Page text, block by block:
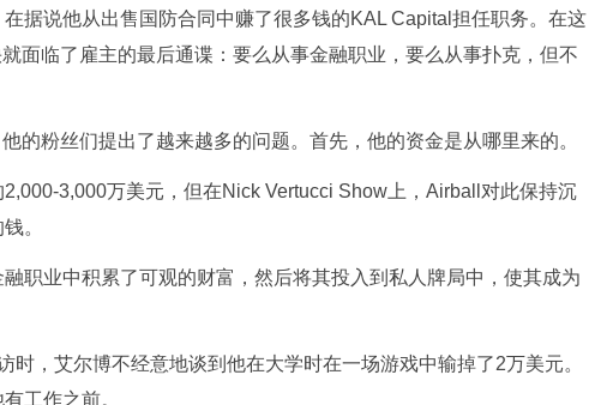
据说他从出售国防合同中赚了很多钱的KAL Capital担任职务。在这
面临了雇主的最后通谍：要么从事金融职业，要么从事扑克，但不
的粉丝们提出了越来越多的问题。首先，他的资金是从哪里来的。
3,000万美元，但在Nick Vertucci Show上，Airball对此保持沉
。
职业中积累了可观的财富，然后将其投入到私人牌局中，使其成为
时，艾尔博不经意地谈到他在大学时在一场游戏中输掉了2万美元。
工作之前。